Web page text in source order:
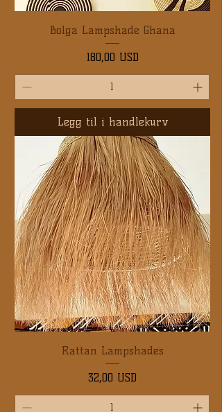
Bolga Lampshade Ghana
Pris
180,00 USD
Legg til i handlekurv
Rattan Lampshades
Pris
32,00 USD